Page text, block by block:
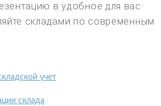
в удобное для вас
складами по современным
учет
склада